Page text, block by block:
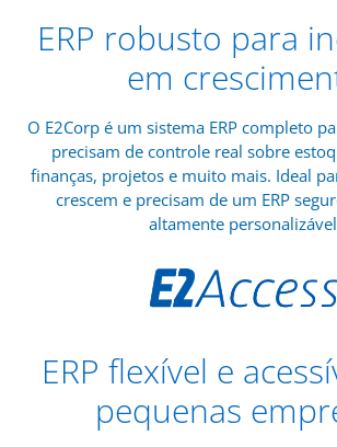
ERP robusto para
em
O E2Corp é um sistema ERP completo
precisam de controle real sobre
finanças, projetos e muito mais. Ideal
crescem e precisam de um ERP
altamente
ERP flexível e
pequenas